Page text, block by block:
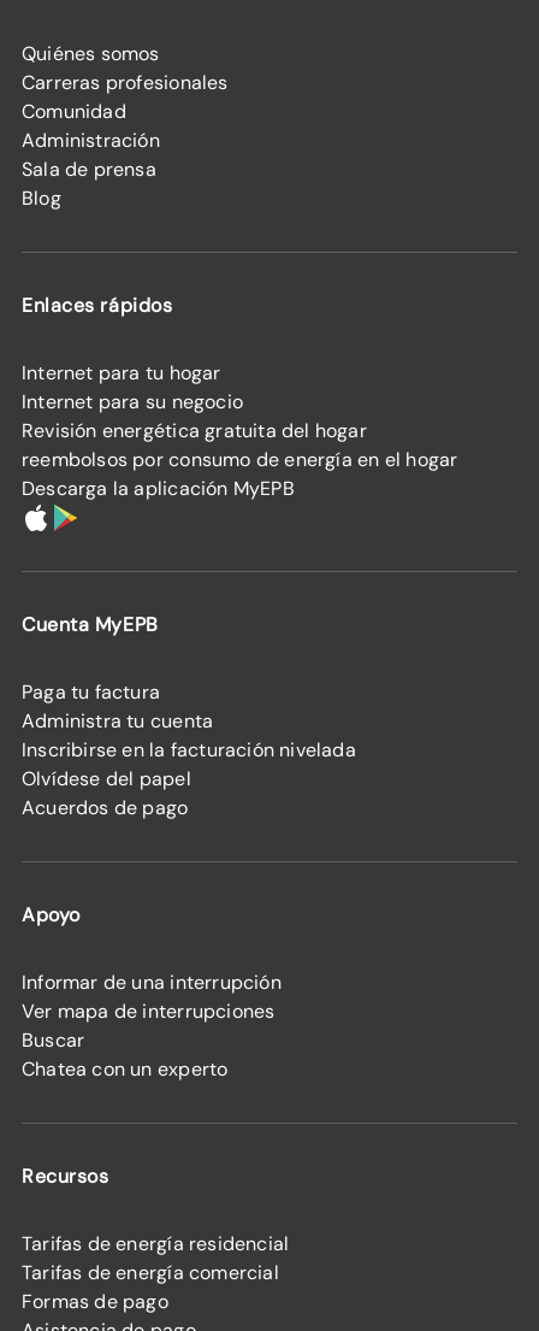
Quiénes somos
Carreras profesionales
Comunidad
Administración
Sala de prensa
Blog
Enlaces rápidos
Internet para tu hogar
Internet para su negocio
Revisión energética gratuita del hogar
reembolsos por consumo de energía en el hogar
Descarga la aplicación MyEPB
Cuenta MyEPB
Paga tu factura
Administra tu cuenta
Inscribirse en la facturación nivelada
Olvídese del papel
Acuerdos de pago
Apoyo
Informar de una interrupción
Ver mapa de interrupciones
Buscar
Chatea con un experto
Recursos
Tarifas de energía residencial
Tarifas de energía comercial
Formas de pago